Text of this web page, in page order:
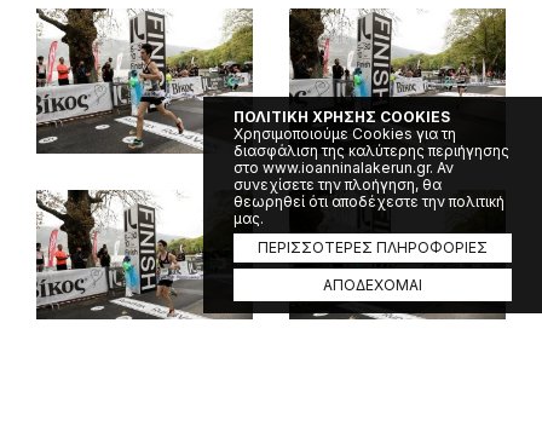
ΠΟΛΙΤΙΚΗ ΧΡΗΣΗΣ COOKIES
Χρησιμοποιούμε Cookies για τη
διασφάλιση της καλύτερης περιήγησης
στο www.ioanninalakerun.gr. Αν
συνεχίσετε την πλοήγηση, θα
θεωρηθεί ότι αποδέχεστε την πολιτική
μας.
ΠΕΡΙΣΣΟΤΕΡΕΣ ΠΛΗΡΟΦΟΡΙΕΣ
ΑΠΟΔΕΧΟΜΑΙ